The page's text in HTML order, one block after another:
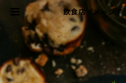
飲食店イメージア